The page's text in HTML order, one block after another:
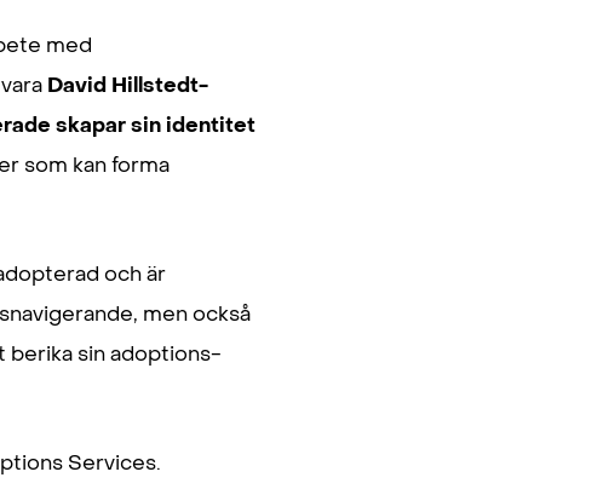
med
David Hillstedt-
skapar sin identitet
som kan forma
och är
men också
berika sin adoptions-
Services.